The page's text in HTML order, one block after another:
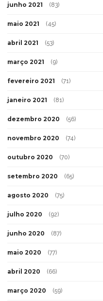
junho 2021 (83)
maio 2021 (45)
abril 2021 (53)
março 2021 (9)
fevereiro 2021 (71)
janeiro 2021 (81)
dezembro 2020 (56)
novembro 2020 (74)
outubro 2020 (70)
setembro 2020 (65)
agosto 2020 (75)
julho 2020 (92)
junho 2020 (87)
maio 2020 (77)
abril 2020 (66)
março 2020 (59)